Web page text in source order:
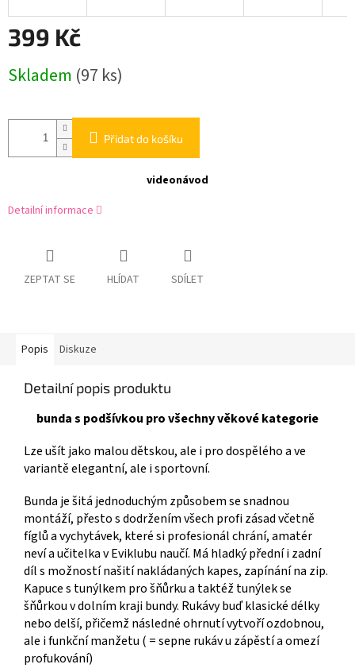
399 Kč
cena:
Skladem (97 ks)
Přidat do košíku
videonávod
Detailní informace
ZEPTAT SE HLÍDAT SDÍLET
Popis Diskuze
Detailní popis produktu
bunda s podšívkou pro všechny věkové kategorie
Lze ušít jako malou dětskou, ale i pro dospělého a ve
variantě elegantní, ale i sportovní.
Bunda je šitá jednoduchým způsobem se snadnou
montáží, přesto s dodržením všech profi zásad včetně
fíglů a vychytávek, které si profesionál chrání, amatér
neví a učitelka v Eviklubu naučí. Má hladký přední i zadní
díl s možností našití nakládaných kapes, zapínání na zip.
Kapuce s tunýlkem pro šňůrku a taktéž tunýlek se
šňůrkou v dolním kraji bundy. Rukávy buď klasické délky
nebo delší, přičemž následné ohrnutí vytvoří ozdobnou,
ale i funkční manžetu ( = sepne rukáv u zápěstí a omezí
profukování)